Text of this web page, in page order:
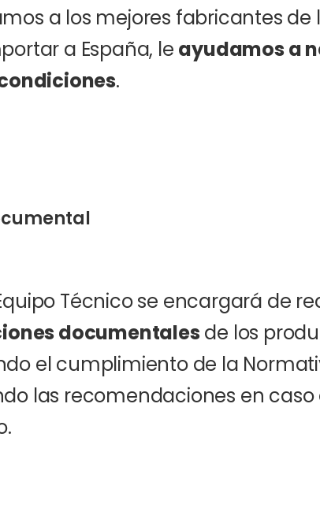
a los mejores fabricantes de
a España, le ayudamos a
.
Técnico se encargará de
documentales de los
el cumplimiento de la
las recomendaciones en caso